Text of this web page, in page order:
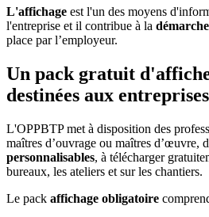
L'affichage est l'un des moyens
l'entreprise et il contribue à la
place par l’employeur.
Un pack gratuit
destinées aux
L'OPPBTP met à disposition des
maîtres d’ouvrage ou maîtres d’œuvre,
personnalisables, à télécharger
bureaux, les ateliers et sur les chantiers.
Le pack affichage obligatoire